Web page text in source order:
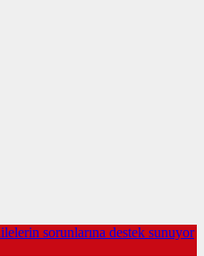
sorunlarına destek sunuyor